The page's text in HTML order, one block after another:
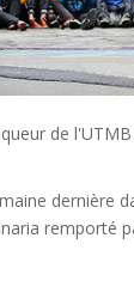
de
dernière
remporté